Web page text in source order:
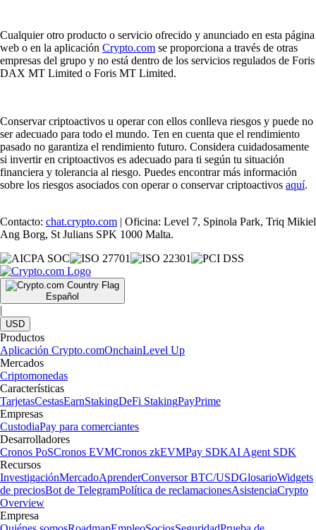
Cualquier otro producto o servicio ofrecido y anunciado en esta página
web o en la aplicación Crypto.com se proporciona a través de otras
empresas del grupo y no está dentro de los servicios regulados de Foris
DAX MT Limited o Foris MT Limited.
Conservar criptoactivos u operar con ellos conlleva riesgos y puede no
ser adecuado para todo el mundo. Ten en cuenta que el rendimiento
pasado no garantiza el rendimiento futuro. Considera cuidadosamente
si invertir en criptoactivos es adecuado para ti según tu situación
financiera y tolerancia al riesgo. Puedes encontrar más información
sobre los riesgos asociados con operar o conservar criptoactivos aquí.
Contacto: chat.crypto.com | Oficina: Level 7, Spinola Park, Triq Mikiel
Ang Borg, St Julians SPK 1000 Malta.
Español
|
USD
Productos
Aplicación Crypto.comOnchainLevel Up
Mercados
Criptomonedas
Características
TarjetasCestasEarnStakingDeFi StakingPayPrime
Empresas
CustodiaPay para comerciantes
Desarrolladores
Cronos PoSCronos EVMCronos zkEVMPay SDKAI Agent SDK
Recursos
InvestigaciónMercadoAprenderConversor BTC/USDGlosarioWidgets
de preciosBot de TelegramPolítica de reclamacionesAsistenciaCrypto
Overview
Empresa